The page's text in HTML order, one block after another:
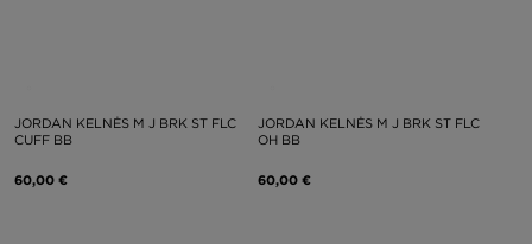
JORDAN KELNĖS M J BRK ST FLC
CUFF BB
60,00 €
JORDAN KELNĖS M J BRK ST FLC
OH BB
60,00 €